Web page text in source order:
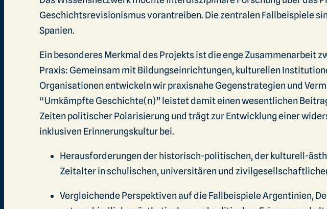
Geschichtsrevisionismus vorantreiben. Die zentralen Fallbeispiele
Spanien.
Ein besonderes Merkmal des Projekts ist die enge Zusammenarbeit
Praxis: Gemeinsam mit Bildungseinrichtungen, kulturellen
Organisationen entwickeln wir praxisnahe Gegenstrategien und
“Umkämpfte Geschichte(n)” leistet damit einen wesentlichen
Zeiten politischer Polarisierung und trägt zur Entwicklung einer
inklusiven Erinnerungskultur bei.
Herausforderungen der historisch-politischen, der kulturell-
Zeitalter in schulischen, universitären und
Vergleichende Perspektiven auf die Fallbeispiele Argentinien,